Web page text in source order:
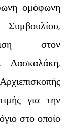
ομόφωνη
στον
Δασκαλάκη,
για την
στο οποίο